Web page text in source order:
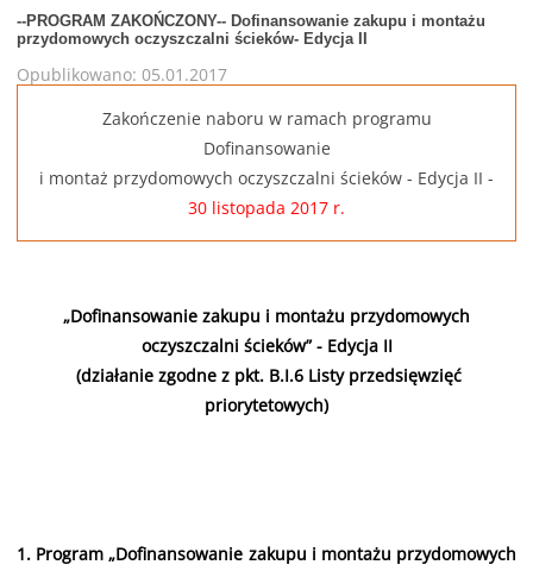
--PROGRAM ZAKOŃCZONY-- Dofinansowanie zakupu i montażu
przydomowych oczyszczalni ścieków- Edycja II
Opublikowano: 05.01.2017
Zakończenie naboru w ramach programu
Dofinansowanie
i montaż przydomowych oczyszczalni ścieków - Edycja II -
30 listopada 2017 r.
„Dofinansowanie zakupu i montażu przydomowych
oczyszczalni ścieków” - Edycja II
(działanie zgodne z pkt. B.I.6 Listy przedsięwzięć
priorytetowych)
1. Program „Dofinansowanie zakupu i montażu przydomowych